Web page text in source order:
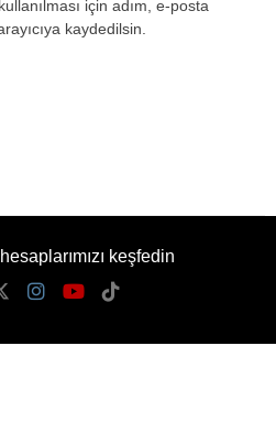
için adım, e-posta
kaydedilsin.
keşfedin